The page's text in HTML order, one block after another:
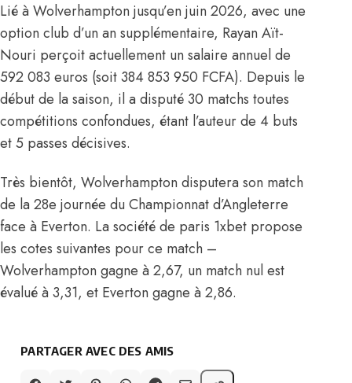
Lié à Wolverhampton jusqu’en juin 2026, avec une
option club d’un an supplémentaire, Rayan Aït-
Nouri perçoit actuellement un salaire annuel de
592 083 euros (soit 384 853 950 FCFA). Depuis le
début de la saison, il a disputé 30 matchs toutes
compétitions confondues, étant l’auteur de 4 buts
et 5 passes décisives.
Très bientôt, Wolverhampton disputera son match
de la 28e journée du Championnat d’Angleterre
face à Everton. La société de paris 1xbet propose
les cotes suivantes pour ce match –
Wolverhampton gagne à 2,67, un match nul est
évalué à 3,31, et Everton gagne à 2,86.
PARTAGER AVEC DES AMIS